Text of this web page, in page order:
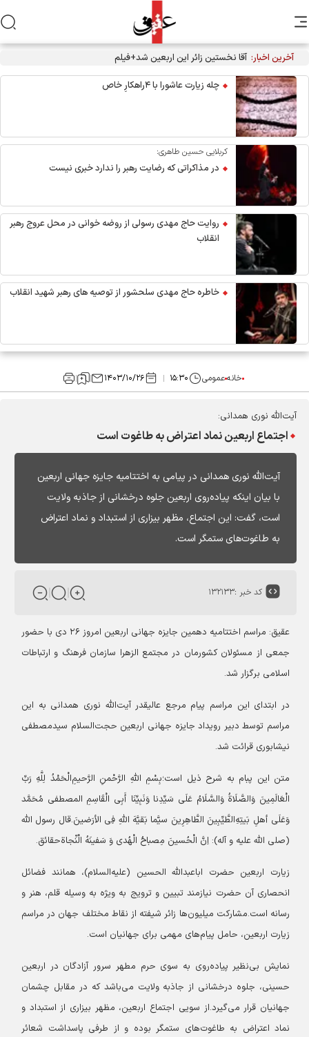
آخرین اخبار: آقا نخستین زائر این اربعین شد+فیلم
چله زیارت عاشورا با ۴راهکارِ خاص
کربلایی حسین طاهری:
در مذاکراتی که رضایت رهبر را ندارد خبری نیست
روایت حاج مهدی رسولی از روضه خوانی در محل عروج رهبر
انقلاب
خاطره حاج مهدی سلحشور از توصیه های رهبر شهید انقلاب
خانهعمومی ۱۵:۳۰ ۱۴۰۳/۱۰/۲۶
آیت‌الله نوری همدانی:
اجتماع اربعین نماد اعتراض به طاغوت‌ است
آیت‌الله نوری همدانی در پیامی به اختتامیه جایزه جهانی اربعین
با بیان اینکه پیاده‌روی اربعین جلوه درخشانی از جاذبه ولایت
است، گفت: این اجتماع، مظهر بیزاری از استبداد و نماد اعتراض
به طاغوت‌های ستمگر است.
کد خبر :۱۳۲۱۳۳
عقیق:
مراسم اختتامیه دهمین جایزه جهانی اربعین امروز ۲۶ دی با حضور
جمعی از مسئولان کشورمان در مجتمع الزهرا سازمان فرهنگ و ارتباطات
اسلامی برگزار شد.
در ابتدای این مراسم پیام مرجع عالیقدر آیت‌الله نوری همدانی به این
مراسم توسط دبیر رویداد جایزه جهانی اربعین حجت‌السلام سیدمصطفی
نیشابوری قرائت شد.
متن این پبام به شرح ذیل است؛بِسْمِ اللهِ الرَّحْمنِ الرَّحیمِالْحَمْدُ لِلَّهِ رَبِّ
الْعَالَمِینَ وَالصَّلَاةُ وَالسَّلَامُ عَلَى سَیِّدِنا وَنَبِیِّنَا أَبِى الْقَاسِمِ المصطفى مُحَمَّد
وَعَلَى أهلِ بَیتِهِالطَّیِّبِینَ الطَّاهِرِینَ سیَّما بَقیَّهَ اللهِ فِی الأرَضینَ.قال رسول الله
(صلی الله علیه و آله): اِنَّ الْحُسینَ مِصباحُ الْهُدی وَ سَفینَهُ الْنِّجاةحقائق.
زیارت اربعین حضرت اباعبدالله الحسین (علیه‌السلام)، همانند فضائل
انحصاری آن حضرت نیازمند تبیین و ترویج به ویژه به وسیله قلم، هنر و
رسانه است.مشارکت میلیون‌ها زائر شیفته از نقاط مختلف جهان در مراسم
زیارت اربعین، حامل پیام‌های مهمی برای جهانیان است.
نمایش بی‌نظیر پیاده‌روی به سوی حرم مطهر سرور آزادگان در اربعین
حسینی، جلوه درخشانی از جاذبه ولایت می‌باشد که در مقابل چشمان
جهانیان قرار می‌گیرد.از سویی اجتماع اربعین، مظهر بیزاری از استبداد و
نماد اعتراض به طاغوت‌های ستمگر بوده و از طرفی پاسداشت شعائر